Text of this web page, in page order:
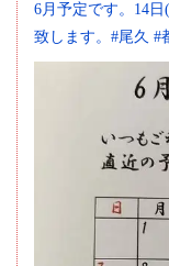
6月予定です。14
致します。#尾久 #